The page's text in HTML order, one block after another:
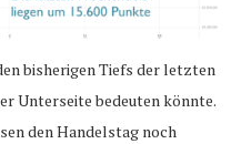
bisherigen Tiefs der letzten
Unterseite bedeuten könnte.
den Handelstag noch